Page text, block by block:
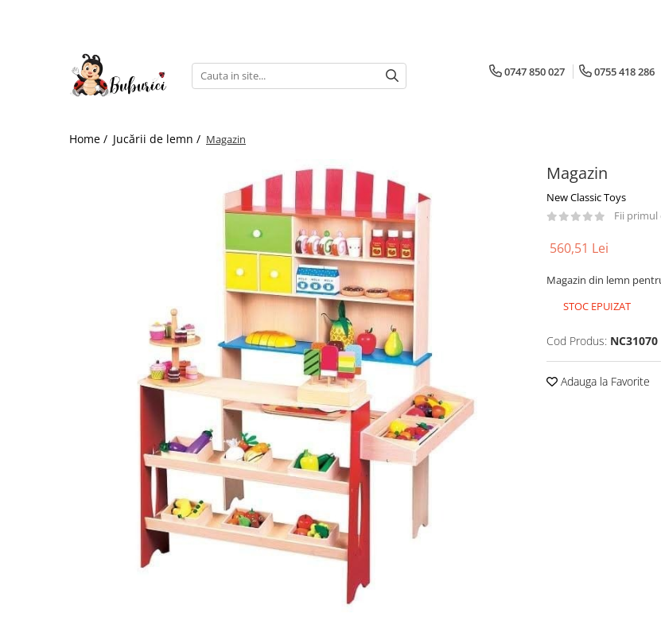
Construcții
0747 850 027 0755 418 286
Home / Jucării de lemn / Magazin
Magazin
New Classic Toys
Fii primul
560,51 Lei
Magazin din lemn
STOC EPUIZAT
Cod Produs: NC31070
Adauga la Favorite